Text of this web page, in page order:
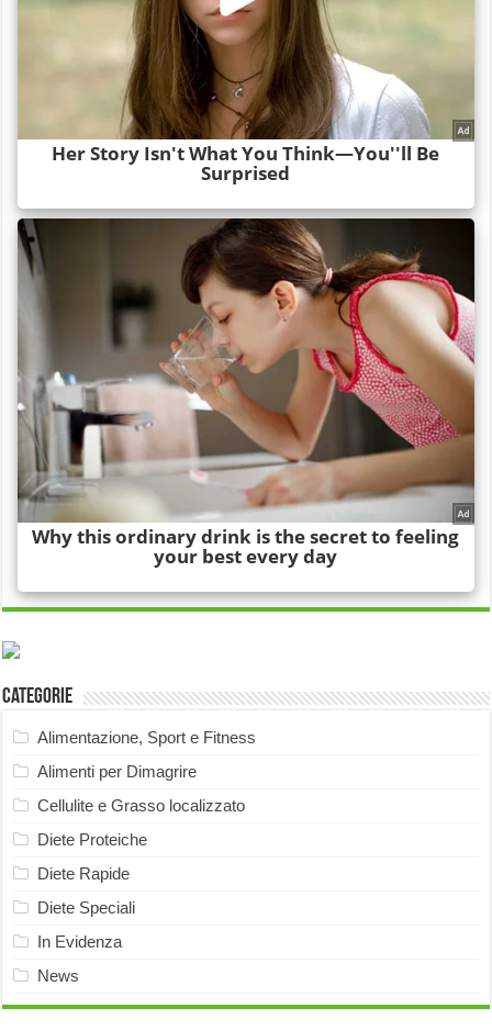
Categorie
Alimentazione, Sport e Fitness
Alimenti per Dimagrire
Cellulite e Grasso localizzato
Diete Proteiche
Diete Rapide
Diete Speciali
In Evidenza
News